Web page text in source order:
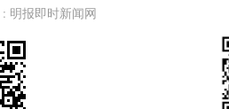
明报即时新闻网